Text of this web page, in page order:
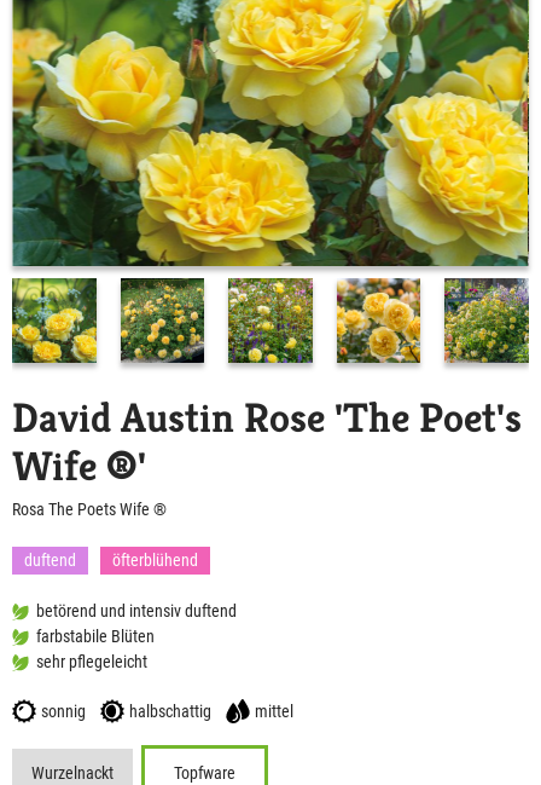
David Austin Rose 'The Poet's
Wife ®'
Rosa The Poets Wife ®
duftend öfterblühend
betörend und intensiv duftend
farbstabile Blüten
sehr pflegeleicht
sonnig halbschattig mittel
Wurzelnackt Topfware